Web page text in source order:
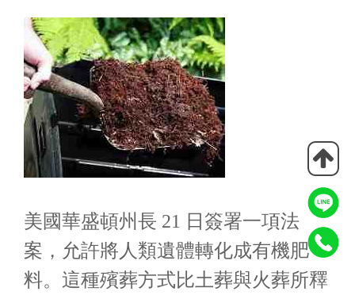
美國華盛頓州長 21 日簽署一項法
案，允許將人類遺體轉化成有機肥
料。這種殯葬方式比土葬與火葬所釋